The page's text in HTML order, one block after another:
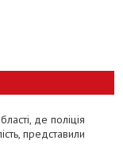
де поліція
представили